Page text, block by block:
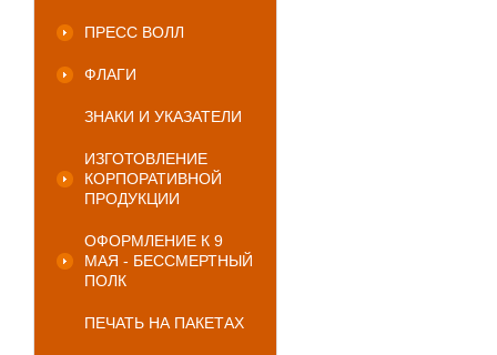
ПРЕСС ВОЛЛ
ФЛАГИ
ЗНАКИ И УКАЗАТЕЛИ
ИЗГОТОВЛЕНИЕ
КОРПОРАТИВНОЙ
ПРОДУКЦИИ
ОФОРМЛЕНИЕ К 9
МАЯ - БЕССМЕРТНЫЙ
ПОЛК
ПЕЧАТЬ НА ПАКЕТАХ